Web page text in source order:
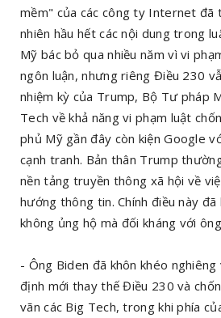
mềm" của các công ty Internet đã
nhiên hầu hết các nội dung trong
Mỹ bác bỏ qua nhiều năm vì vi
ngôn luận, nhưng riêng Điều 230
nhiệm kỳ của Trump, Bộ Tư pháp
Tech về khả năng vi phạm luật
phủ Mỹ gần đây còn kiện Google
cạnh tranh. Bản thân Trump
nền tảng truyền thông xã hội về
hướng thông tin. Chính điều này đã
không ủng hộ mà đối kháng với
- Ông Biden đã khôn khéo
định mới thay thế Điều 230 và
vãn các Big Tech, trong khi phía